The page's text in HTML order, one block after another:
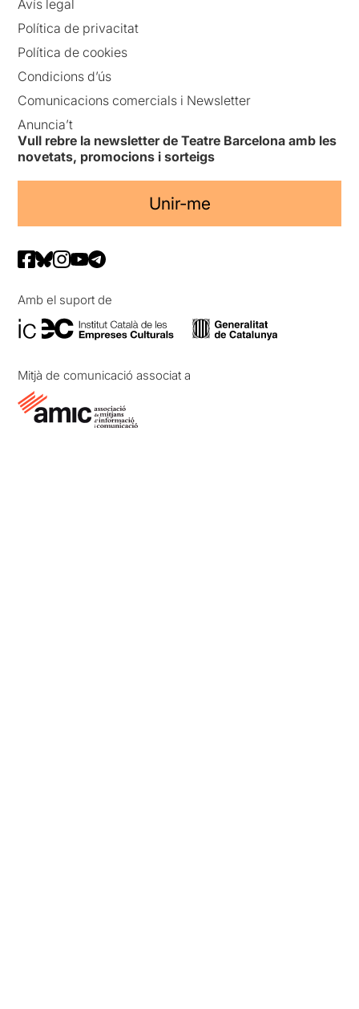
Avís legal
Política de privacitat
Política de cookies
Condicions d’ús
Comunicacions comercials i Newsletter
Anuncia’t
Vull rebre la newsletter de Teatre Barcelona amb les
novetats, promocions i sorteigs
Unir-me
Amb el suport de
Mitjà de comunicació associat a